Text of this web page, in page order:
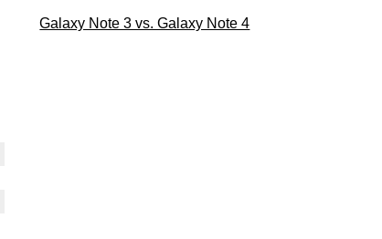
Galaxy Note 3 vs. Galaxy Note 4